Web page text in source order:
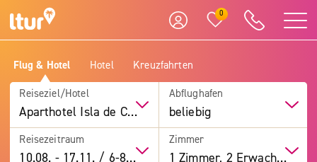
0
Flug & Hotel Hotel Kreuzfahrten
Reiseziel/Hotel
Aparthotel Isla de Cabrera
Abflughafen
beliebig
Reisezeitraum
10.08. -17.11. / 6-8 Tage
Zimmer
1 Zimmer, 2 Erwachsene